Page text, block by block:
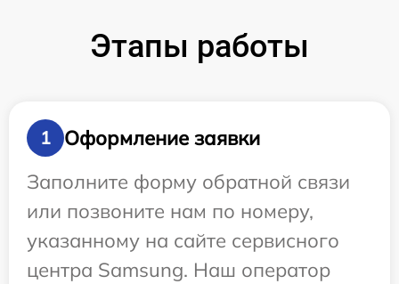
Этапы работы
1
Оформление заявки
Заполните форму обратной связи
или позвоните нам по номеру,
указанному на сайте сервисного
центра Samsung. Наш оператор